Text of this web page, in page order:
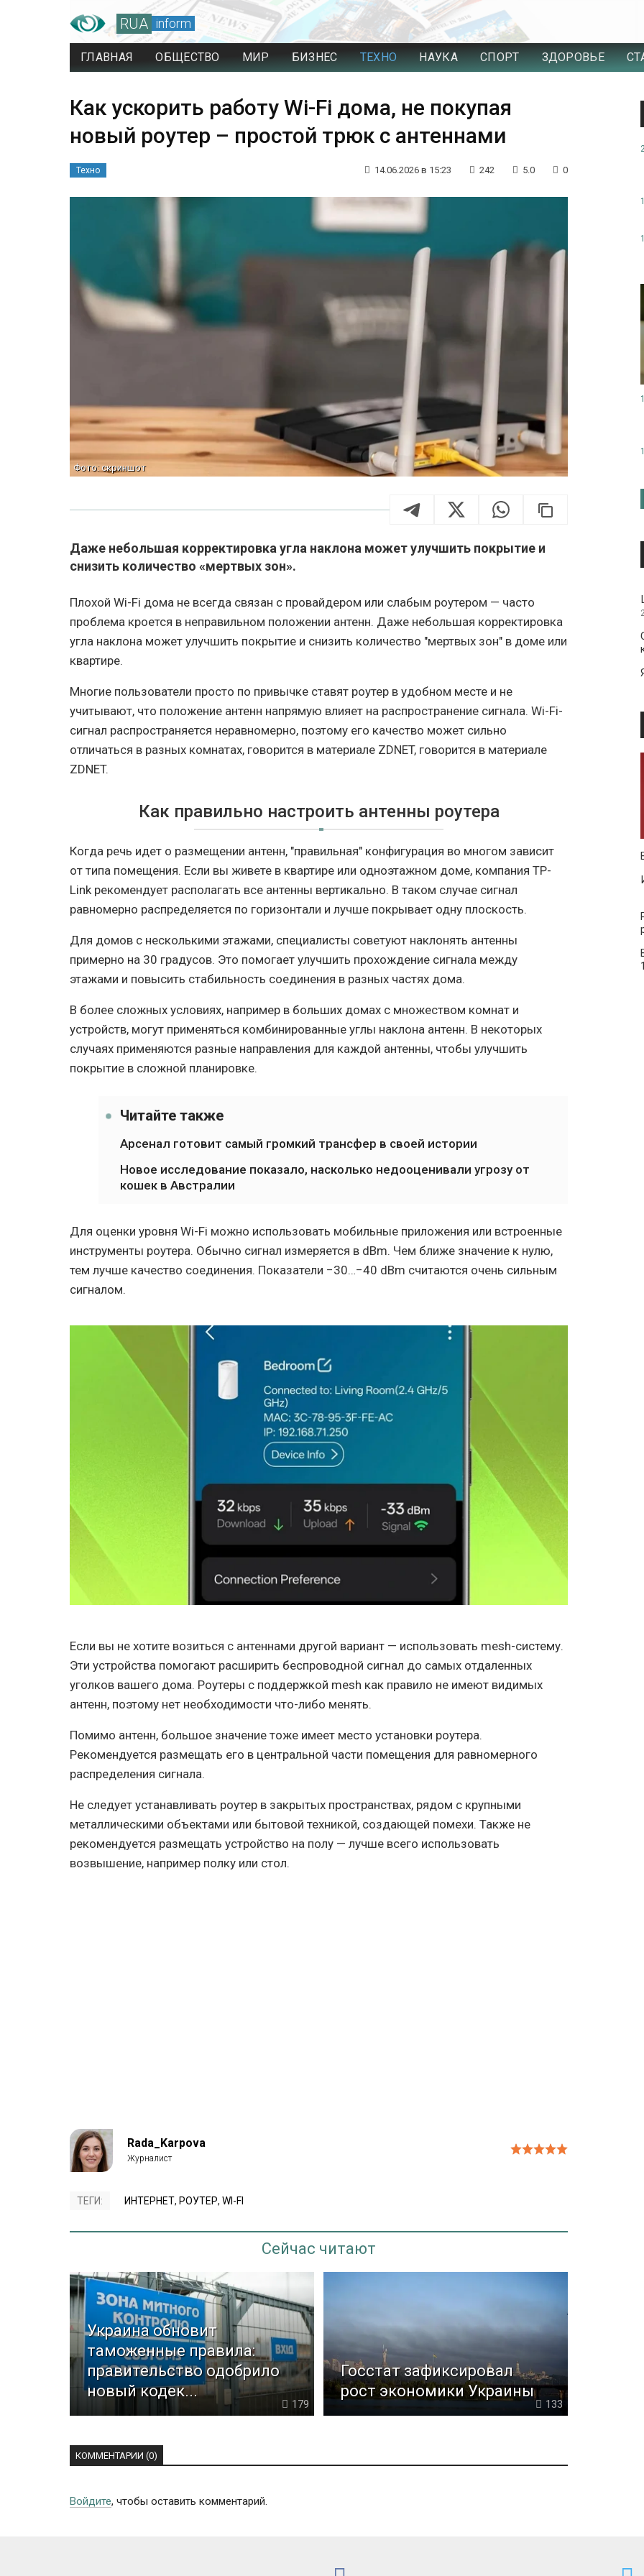
RUA inform
ГЛАВНАЯ ОБЩЕСТВО МИР БИЗНЕС ТЕХНО НАУКА СПОРТ ЗДОРОВЬЕ
Как ускорить работу Wi-Fi дома, не покупая
новый роутер – простой трюк с антеннами
Техно 14.06.2026 в 15:23 242 5.0 0
Фото: скриншот
Даже небольшая корректировка угла наклона может улучшить покрытие и
снизить количество «мертвых зон».
Плохой Wi-Fi дома не всегда связан с провайдером или слабым роутером — часто
проблема кроется в неправильном положении антенн. Даже небольшая корректировка
угла наклона может улучшить покрытие и снизить количество "мертвых зон" в доме или
квартире.
Многие пользователи просто по привычке ставят роутер в удобном месте и не
учитывают, что положение антенн напрямую влияет на распространение сигнала. Wi-Fi-
сигнал распространяется неравномерно, поэтому его качество может сильно
отличаться в разных комнатах, говорится в материале ZDNET, говорится в материале
ZDNET.
Как правильно настроить антенны роутера
Когда речь идет о размещении антенн, "правильная" конфигурация во многом зависит
от типа помещения. Если вы живете в квартире или одноэтажном доме, компания TP-
Link рекомендует располагать все антенны вертикально. В таком случае сигнал
равномерно распределяется по горизонтали и лучше покрывает одну плоскость.
Для домов с несколькими этажами, специалисты советуют наклонять антенны
примерно на 30 градусов. Это помогает улучшить прохождение сигнала между
этажами и повысить стабильность соединения в разных частях дома.
В более сложных условиях, например в больших домах с множеством комнат и
устройств, могут применяться комбинированные углы наклона антенн. В некоторых
случаях применяются разные направления для каждой антенны, чтобы улучшить
покрытие в сложной планировке.
Читайте также
Арсенал готовит самый громкий трансфер в своей истории
Новое исследование показало, насколько недооценивали угрозу от
кошек в Австралии
Для оценки уровня Wi-Fi можно использовать мобильные приложения или встроенные
инструменты роутера. Обычно сигнал измеряется в dBm. Чем ближе значение к нулю,
тем лучше качество соединения. Показатели −30…−40 dBm считаются очень сильным
сигналом.
Если вы не хотите возиться с антеннами другой вариант — использовать mesh-систему.
Эти устройства помогают расширить беспроводной сигнал до самых отдаленных
уголков вашего дома. Роутеры с поддержкой mesh как правило не имеют видимых
антенн, поэтому нет необходимости что-либо менять.
Помимо антенн, большое значение тоже имеет место установки роутера.
Рекомендуется размещать его в центральной части помещения для равномерного
распределения сигнала.
Не следует устанавливать роутер в закрытых пространствах, рядом с крупными
металлическими объектами или бытовой техникой, создающей помехи. Также не
рекомендуется размещать устройство на полу — лучше всего использовать
возвышение, например полку или стол.
Rada_Karpova
ТЕГИ: ИНТЕРНЕТ, РОУТЕР, WI-FI
Сейчас читают
Украина обновит
таможенные правила:
правительство одобрило
новый кодек...
179
Госстат зафиксировал
рост экономики Украины
133
КОММЕНТАРИИ (0)
Войдите, чтобы оставить комментарий.